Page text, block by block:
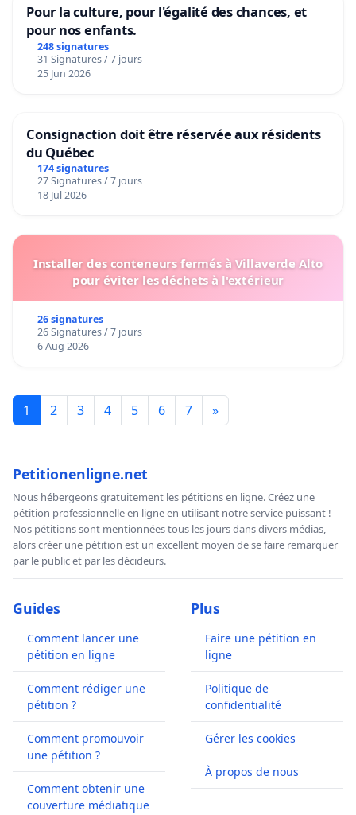
Pour la culture, pour l'égalité des chances, et
pour nos enfants.
248 signatures
31 Signatures / 7 jours
25 Jun 2026
Consignaction doit être réservée aux résidents
du Québec
174 signatures
27 Signatures / 7 jours
18 Jul 2026
Installer des conteneurs fermés à Villaverde Alto
pour éviter les déchets à l'extérieur
26 signatures
26 Signatures / 7 jours
6 Aug 2026
1 2 3 4 5 6 7 »
Petitionenligne.net
Nous hébergeons gratuitement les pétitions en ligne. Créez une
pétition professionnelle en ligne en utilisant notre service puissant !
Nos pétitions sont mentionnées tous les jours dans divers médias,
alors créer une pétition est un excellent moyen de se faire remarquer
par le public et par les décideurs.
Guides
Comment lancer une
pétition en ligne
Comment rédiger une
pétition ?
Comment promouvoir
une pétition ?
Comment obtenir une
couverture médiatique
Plus
Faire une pétition en
ligne
Politique de
confidentialité
Gérer les cookies
À propos de nous